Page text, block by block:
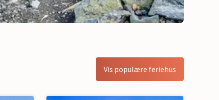
Vis populære feriehus